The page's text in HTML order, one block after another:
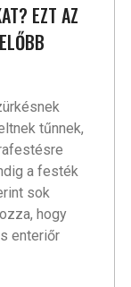
EZT AZ
tűnnek,
a festék
sok
hogy
enteriőr